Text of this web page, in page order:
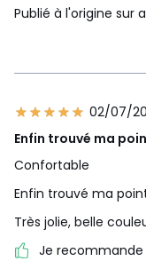
Publié à l'origine sur
02/07/
Enfin trouvé ma
Confortable
Enfin trouvé ma
Très jolie, belle
Je